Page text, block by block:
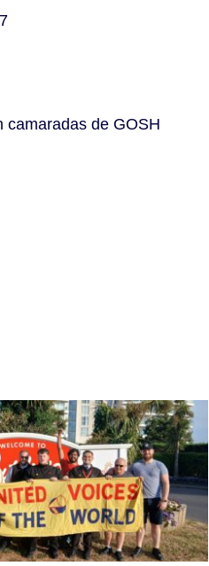
camaradas de GOSH